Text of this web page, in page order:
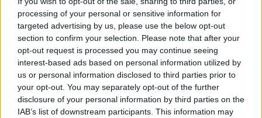
processing of your personal or sensitive information for
targeted advertising by us, please use the below opt-out
section to confirm your selection. Please note that after your
opt-out request is processed you may continue seeing
interest-based ads based on personal information utilized by
us or personal information disclosed to third parties prior to
your opt-out. You may separately opt-out of the further
disclosure of your personal information by third parties on the
IAB’s list of downstream participants. This information may
και ότι σου κάνει κλικ!
Ακολουθήστε το E-Radio.gr και στο Instagram
ΔΙΑΦΗΜΙΣΗ